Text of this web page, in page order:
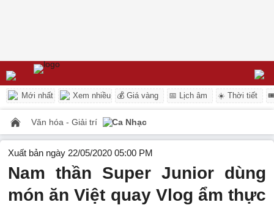
Mới nhất Xem nhiều 💰 Giá vàng 📅 Lịch âm ☀️ Thời tiết
Văn hóa - Giải trí Ca Nhạc
Xuất bản ngày 22/05/2020 05:00 PM
Nam thần Super Junior dùng
món ăn Việt quay Vlog ẩm thực